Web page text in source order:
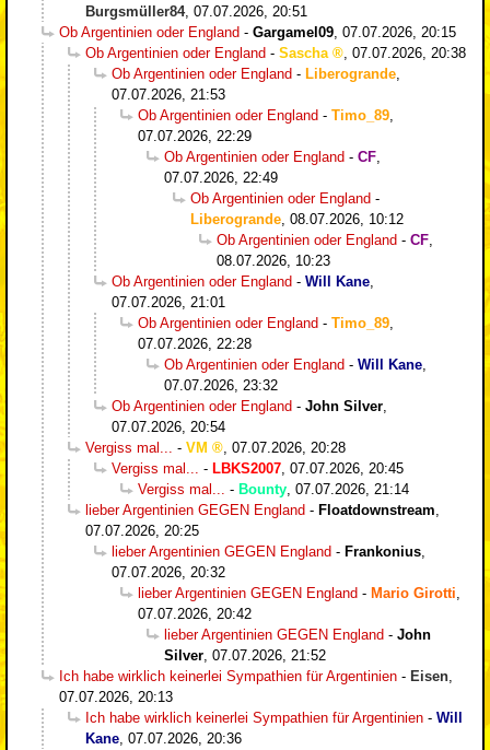
Burgsmüller84, 07.07.2026, 20:51
Ob Argentinien oder England - Gargamel09 07.07.2026, 20:15
Ob Argentinien oder England - Sascha
07.07.2026, 20:38
Ob Argentinien oder England - Liberogrande
07.07.2026, 21:53
Ob Argentinien oder England - Timo_89
07.07.2026, 22:29
Ob Argentinien oder England - CF
07.07.2026, 22:49
Ob Argentinien oder England -
Liberogrande 08.07.2026, 10:12
Ob Argentinien oder England - CF
08.07.2026, 10:23
Ob Argentinien oder England - Will Kane
07.07.2026, 21:01
Ob Argentinien oder England - Timo_89
07.07.2026, 22:28
Ob Argentinien oder England - Will Kane
07.07.2026, 23:32
Ob Argentinien oder England - John Silver
07.07.2026, 20:54
Vergiss mal...
- VM
07.07.2026, 20:28
Vergiss mal...
- LBKS2007 07.07.2026, 20:45
Vergiss mal...
- Bounty 07.07.2026, 21:14
lieber Argentinien GEGEN England - Floatdownstream
07.07.2026, 20:25
lieber Argentinien GEGEN England - Frankonius
07.07.2026, 20:32
lieber Argentinien GEGEN England - Mario Girotti
07.07.2026, 20:42
lieber Argentinien GEGEN England - John
Silver 07.07.2026, 21:52
Ich habe wirklich keinerlei Sympathien für Argentinien - Eisen
07.07.2026, 20:13
Ich habe wirklich keinerlei Sympathien für Argentinien - Will
Kane 07.07.2026, 20:36